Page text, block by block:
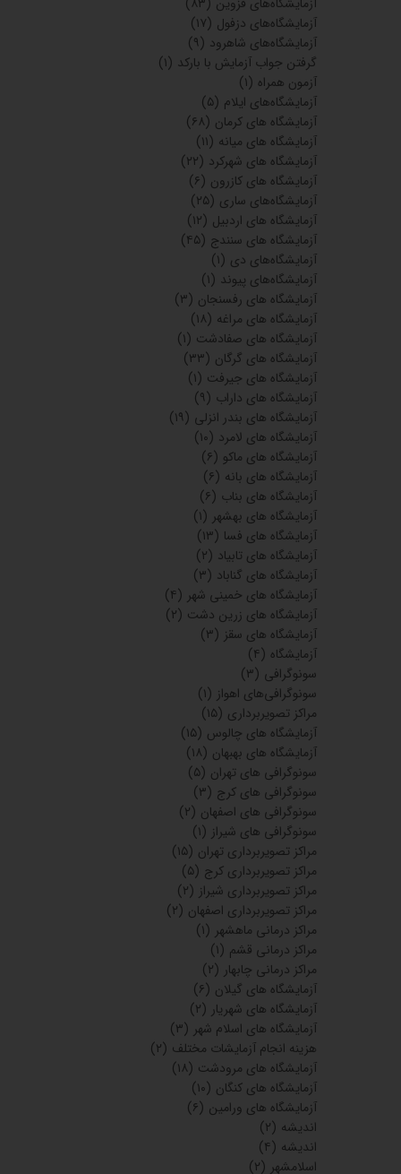
آزمایشگاه بیمارستان فارابی
مشهد
۲۸ خرداد ۰۵
آزمایشگاه فوق
تخصصی کودکان
ایران
۲۳ خرداد ۰۵
آزمایشگاه
بیمارستان جهاد
دانشگاهی نیشابور
آزمایشگاه
بیمارستان مطهری
شیراز
۱۷ خرداد ۰۵
آزمایشگاه
بیمارستان مطهری
مرودشت
۲۶ اردیبهشت
۰۵
آزمایشگاه
بیمارستان شهید
چمران
۲۶ اردیبهشت
۰۵
آزمایشگاه پارس
صفائیه یزد
۲۱ اردیبهشت
۰۵
۲۱ اردیبهشت
۰۵
آزمایشگاه
بیمارستان خاتم
الانبیاء
۲۱ اردیبهشت
۰۵
دسته بندی ها
آزمایشگاه‌ های تهران (۲,۲۸۶)
آزمایشگاه های مشهد (۲۱۷)
آزمایشگاه‌های شیراز
آزمایشگاه‌های اصفهان (۲۷۵)
آزمایشگاه‌های تبریز (۲۷۶)
آزمایشگاه‌های کرج (۱۷۲)
آزمایشگاه‌های قم
آزمایشگاه‌های اهواز (۱۵۳)
آزمایشگاه‌های کرمانشاه
(۶۱)
آزمایشگاه‌های ارومیه
آزمایشگاه‌های یزد (۳۱)
آزمایشگاه‌های رشت
آزمایشگاه‌های ماهشهر (۱۲)
آزمایشگاه‌های کرمانشاه
آزمایشگاه‌های بوشهر